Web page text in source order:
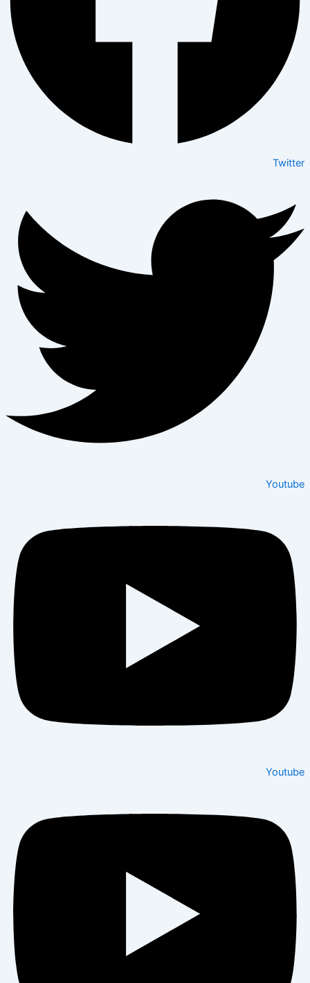
Twitter
Youtube
Youtube